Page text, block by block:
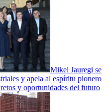
Mikel Jauregi se
y apela al espíritu pionero
y oportunidades del futuro